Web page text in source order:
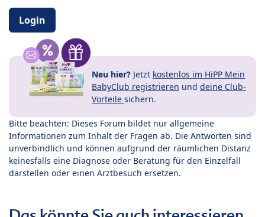
Login
Neu hier? Jetzt kostenlos im HiPP Mein
BabyClub registrieren und deine Club-
Vorteile sichern.
Bitte beachten: Dieses Forum bildet nur allgemeine
Informationen zum Inhalt der Fragen ab. Die Antworten sind
unverbindlich und können aufgrund der räumlichen Distanz
keinesfalls eine Diagnose oder Beratung für den Einzelfall
darstellen oder einen Arztbesuch ersetzen.